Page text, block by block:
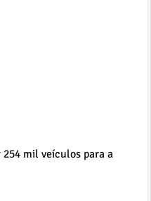
254 mil veículos para a